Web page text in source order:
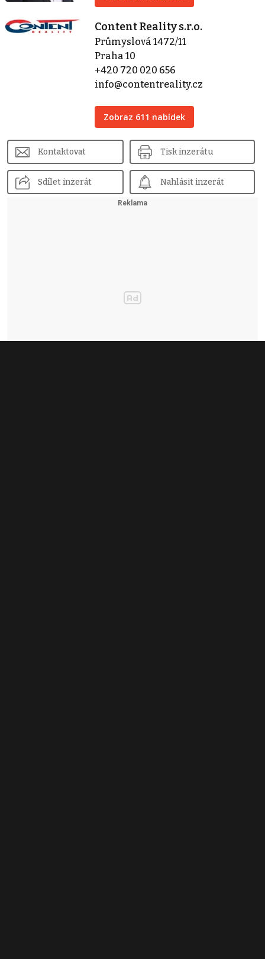
Content Reality s.r.o.
Průmyslová 1472/11
Praha 10
+420 720 020 656
info@contentreality.cz
Zobraz 611 nabídek
Kontaktovat Tisk inzerátu
Sdílet inzerát Nahlásit inzerát